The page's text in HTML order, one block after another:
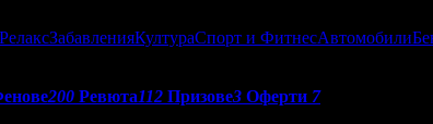
ЗабавленияКултураСпорт и ФитнесАвтомобили
200 Ревюта112 Призове3 Оферти 7